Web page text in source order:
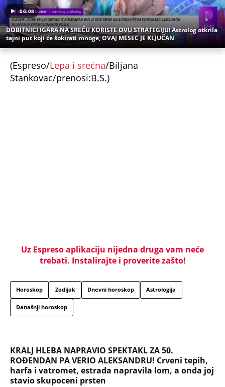
06:08
DOBITNICI IGARA NA SREĆU KORISTE OVU STRATEGIJU! Astrolog otkrila
tajni put koji će šokirati mnoge, OVAJ MESEC JE KLJUČAN
(Espreso/Lepa i srećna/Biljana
Stankovac/prenosi:B.S.)
Uz Espreso aplikaciju nijedna druga vam neće
trebati. Instalirajte i proverite zašto!
Horoskop Zodijak Dnevni horoskop Astrologija
Današnji horoskop
KRALJ HLEBA NAPRAVIO SPEKTAKL ZA 50.
ROĐENDAN PA VERIO ALEKSANDRU! Crveni tepih,
harfa i vatromet, estrada napravila lom, a onda joj
stavio skupoceni prsten